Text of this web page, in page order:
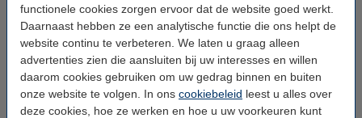
functionele cookies zorgen ervoor dat de website goed werkt.
Daarnaast hebben ze een analytische functie die ons helpt de
website continu te verbeteren. We laten u graag alleen
advertenties zien die aansluiten bij uw interesses en willen
daarom cookies gebruiken om uw gedrag binnen en buiten
onze website te volgen. In ons cookiebeleid leest u alles over
deze cookies, hoe ze werken en hoe u uw voorkeuren kunt
Morgen in huis
€ 29,95
Kleur: